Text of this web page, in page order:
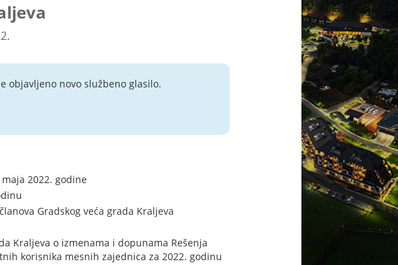
objavljeno novo službeno glasilo.
2022. godine
Gradskog veća grada Kraljeva
Kraljeva o izmenama i dopunama Rešenja
korisnika mesnih zajednica za 2022. godinu